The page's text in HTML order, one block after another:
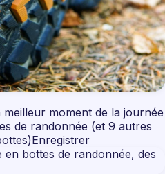
moment de la journée
de randonnée (et 9 autres